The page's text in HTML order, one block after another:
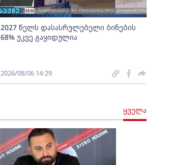
2027 წელს დასასრულებელი ბინების
68% უკვე გაყიდულია
2026/08/06 14:29
ყველა